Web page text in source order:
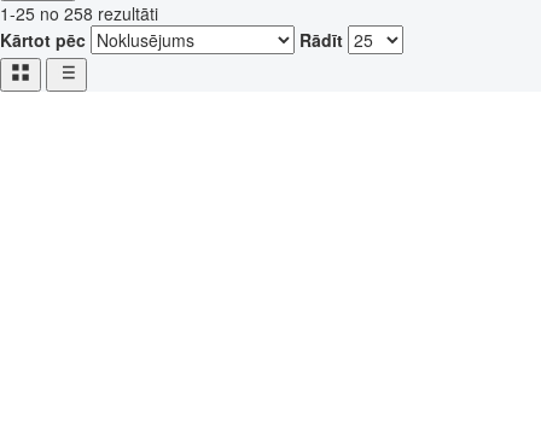
1-25 no 258 rezultāti
Kārtot pēc
Rādīt